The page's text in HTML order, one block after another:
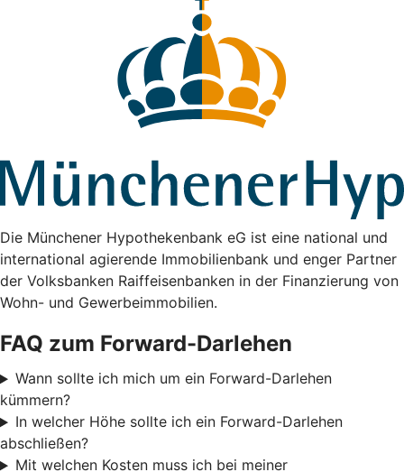
Die Münchener Hypothekenbank eG ist eine national und
international agierende Immobilienbank und enger Partner
der Volksbanken Raiffeisenbanken in der Finanzierung von
Wohn- und Gewerbeimmobilien.
FAQ zum Forward-Darlehen
Wann sollte ich mich um ein Forward-Darlehen
kümmern?
In welcher Höhe sollte ich ein Forward-Darlehen
abschließen?
Mit welchen Kosten muss ich bei meiner